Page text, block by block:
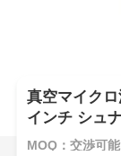
真空マイク
インチ シュ
MOQ：交渉可能